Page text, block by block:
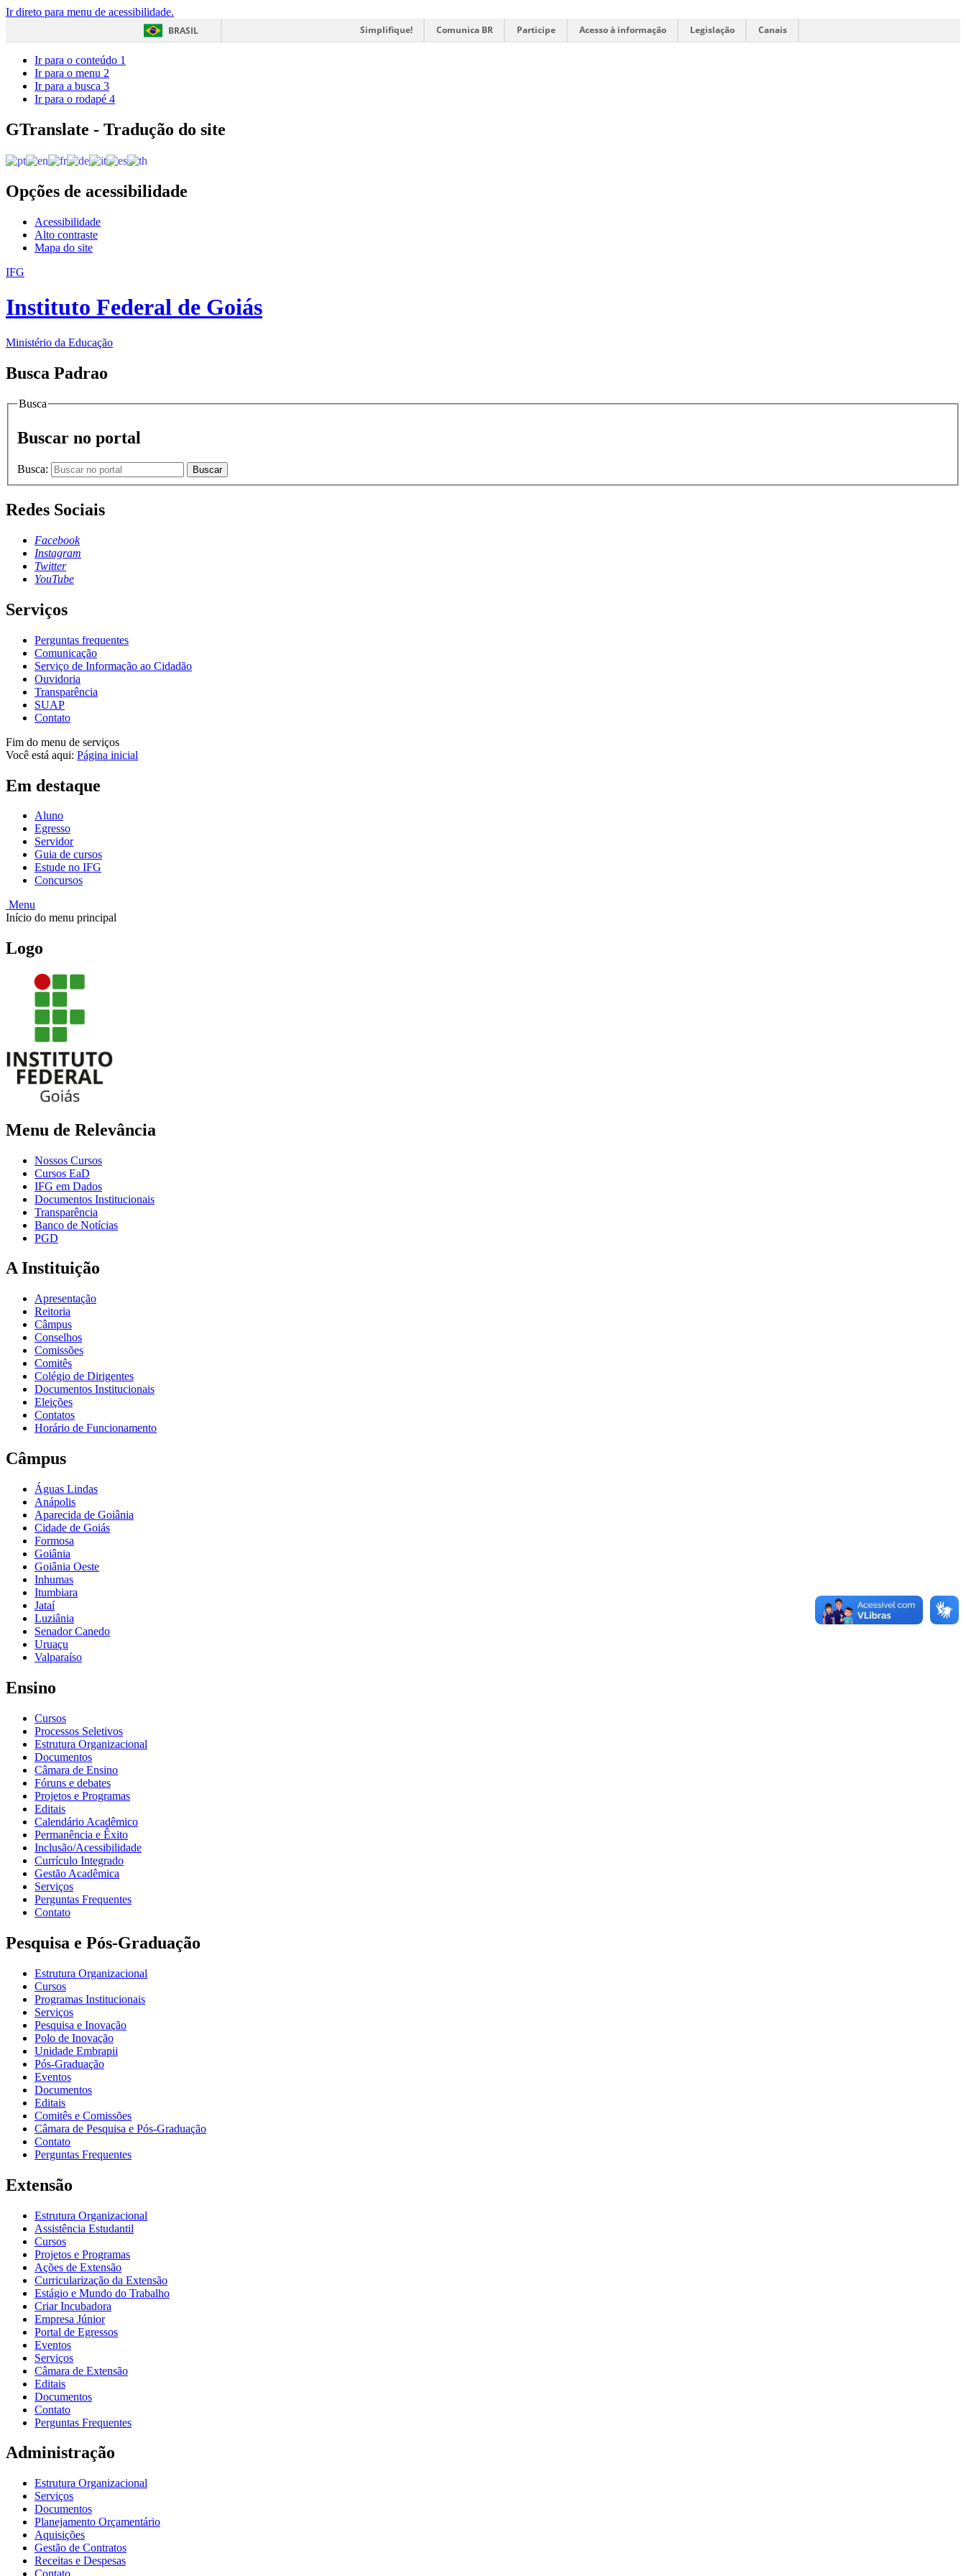
Ir direto para menu de acessibilidade.
BRASIL
Simplifique! Comunica BR Participe Acesso à informação Legislação Canais
Ir para o conteúdo 1
Ir para o menu 2
Ir para a busca 3
Ir para o rodapé 4
GTranslate - Tradução do site
Opções de acessibilidade
Acessibilidade
Alto contraste
Mapa do site
IFG
Instituto Federal de Goiás
Ministério da Educação
Busca Padrao
Busca
Buscar no portal
Busca: Buscar
Redes Sociais
Facebook
Instagram
Twitter
YouTube
Serviços
Perguntas frequentes
Comunicação
Serviço de Informação ao Cidadão
Ouvidoria
Transparência
SUAP
Contato
Fim do menu de serviços
Você está aqui: Página inicial
Em destaque
Aluno
Egresso
Servidor
Guia de cursos
Estude no IFG
Concursos
Menu
Início do menu principal
Logo
Menu de Relevância
Nossos Cursos
Cursos EaD
IFG em Dados
Documentos Institucionais
Transparência
Banco de Notícias
PGD
A Instituição
Apresentação
Reitoria
Câmpus
Conselhos
Comissões
Comitês
Colégio de Dirigentes
Documentos Institucionais
Eleições
Contatos
Horário de Funcionamento
Câmpus
Águas Lindas
Anápolis
Aparecida de Goiânia
Cidade de Goiás
Formosa
Goiânia
Goiânia Oeste
Inhumas
Itumbiara
Jataí
Luziânia
Senador Canedo
Uruaçu
Valparaíso
Ensino
Cursos
Processos Seletivos
Estrutura Organizacional
Documentos
Câmara de Ensino
Fóruns e debates
Projetos e Programas
Editais
Calendário Acadêmico
Permanência e Êxito
Inclusão/Acessibilidade
Currículo Integrado
Gestão Acadêmica
Serviços
Perguntas Frequentes
Contato
Pesquisa e Pós-Graduação
Estrutura Organizacional
Cursos
Programas Institucionais
Serviços
Pesquisa e Inovação
Polo de Inovação
Unidade Embrapii
Pós-Graduação
Eventos
Documentos
Editais
Comitês e Comissões
Câmara de Pesquisa e Pós-Graduação
Contato
Perguntas Frequentes
Extensão
Estrutura Organizacional
Assistência Estudantil
Cursos
Projetos e Programas
Ações de Extensão
Curricularização da Extensão
Estágio e Mundo do Trabalho
Criar Incubadora
Empresa Júnior
Portal de Egressos
Eventos
Serviços
Câmara de Extensão
Editais
Documentos
Contato
Perguntas Frequentes
Administração
Estrutura Organizacional
Serviços
Documentos
Planejamento Orçamentário
Aquisições
Gestão de Contratos
Receitas e Despesas